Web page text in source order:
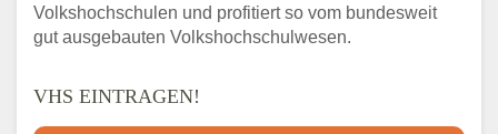
Volkshochschulen und profitiert so vom bundesweit
gut ausgebauten Volkshochschulwesen.
VHS EINTRAGEN!